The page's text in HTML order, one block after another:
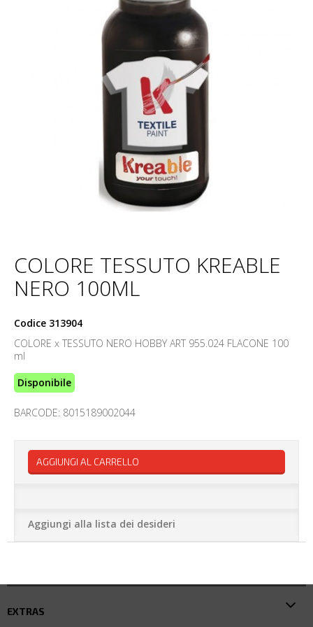
COLORE TESSUTO KREABLE
NERO 100ML
Codice 313904
COLORE x TESSUTO NERO HOBBY ART 955.024 FLACONE 100
ml
Disponibile
BARCODE: 8015189002044
AGGIUNGI AL CARRELLO
Aggiungi alla lista dei desideri
EXTRAS